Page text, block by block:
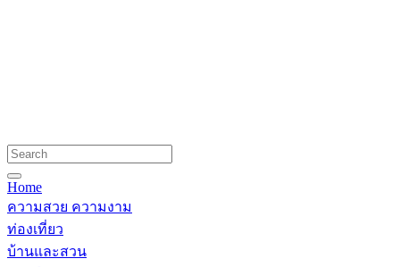
Home
ความสวย ความงาม
ท่องเที่ยว
บ้านและสวน